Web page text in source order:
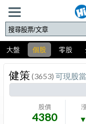
大盤 個股 零股
健策 (3653) 可現股
股價
4380